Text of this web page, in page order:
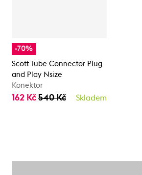
-70%
Scott Tube Connector Plug
and Play Nsize
Konektor
162 Kč 540 Kč Skladem